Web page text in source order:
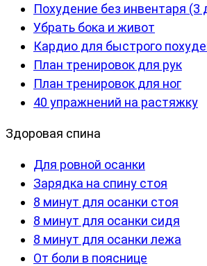
Похудение без инвентаря (3
Убрать бока и живот
Кардио для быстрого
План тренировок для рук
План тренировок для ног
40 упражнений на растяжку
Здоровая спина
Для ровной осанки
Зарядка на спину стоя
8 минут для осанки стоя
8 минут для осанки сидя
8 минут для осанки лежа
От боли в пояснице